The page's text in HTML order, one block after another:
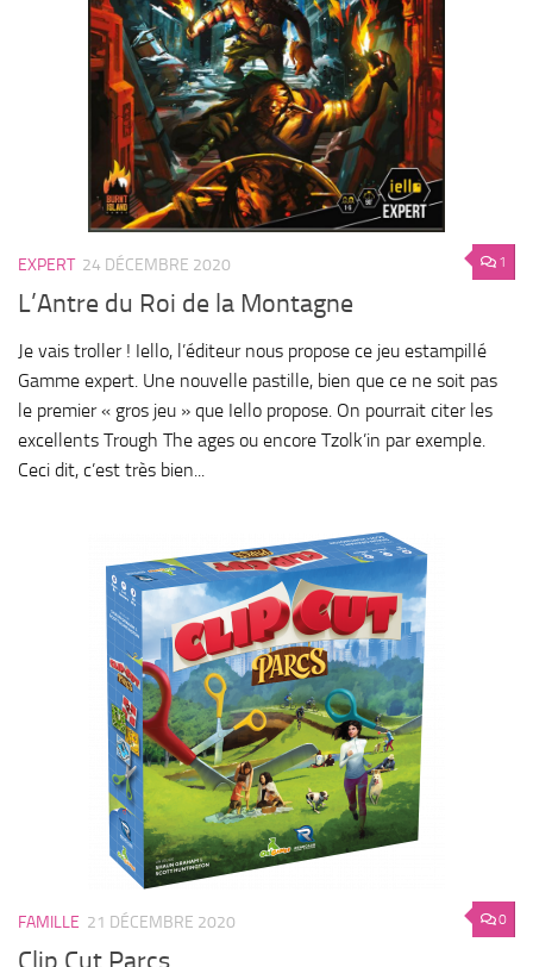
1
EXPERT 24 DÉCEMBRE 2020
L’Antre du Roi de la Montagne
Je vais troller ! Iello, l’éditeur nous propose ce jeu estampillé
Gamme expert. Une nouvelle pastille, bien que ce ne soit pas
le premier « gros jeu » que Iello propose. On pourrait citer les
excellents Trough The ages ou encore Tzolk’in par exemple.
Ceci dit, c’est très bien...
0
FAMILLE 21 DÉCEMBRE 2020